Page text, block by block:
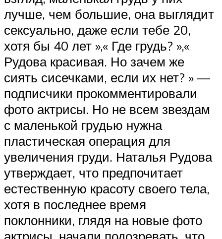
лучше, чем большие, она выглядит
сексуально, даже если тебе 20,
хотя бы 40 лет »,« Где грудь? »,«
Рудова красивая. Но зачем же
сиять сисечками, если их нет? » —
подписчики прокомментировали
фото актрисы. Но не всем звездам
с маленькой грудью нужна
пластическая операция для
увеличения груди. Наталья Рудова
утверждает, что предпочитает
естественную красоту своего тела,
хотя в последнее время
поклонники, глядя на новые фото